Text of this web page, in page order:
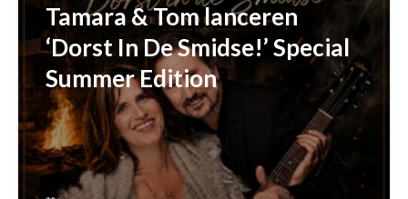
Tamara & Tom lanceren
‘Dorst In De Smidse!’ Special
Summer Edition